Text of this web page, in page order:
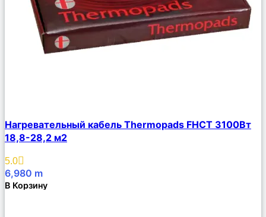
Описание
Избранное
Нагревательный кабель Thermopads FHCТ 3100Вт
18,8-28,2 м2
5.0
6,980 m
В Корзину